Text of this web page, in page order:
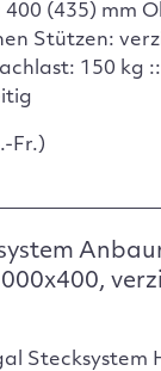
(435) mm
Stützen:
150 kg
Fr.)
Stecksystem